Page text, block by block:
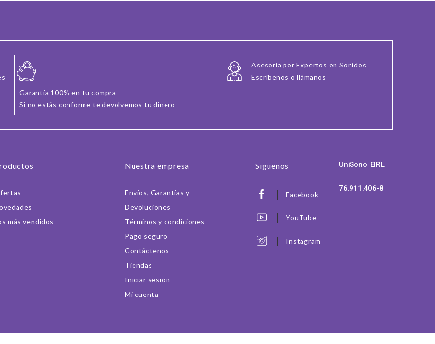
Garantía 100% en tu compra
Si no estás conforme te devolvemos tu dinero
Asesoría por Expertos en Sonidos
Escríbenos o llámanos
más vendidos
Nuestra empresa
Envíos, Garantías y
Devoluciones
Términos y condiciones
Pago seguro
Contáctenos
Tiendas
Iniciar sesión
Mi cuenta
Síguenos
Facebook
YouTube
Instagram
UniSono EIRL
76.911.406-8